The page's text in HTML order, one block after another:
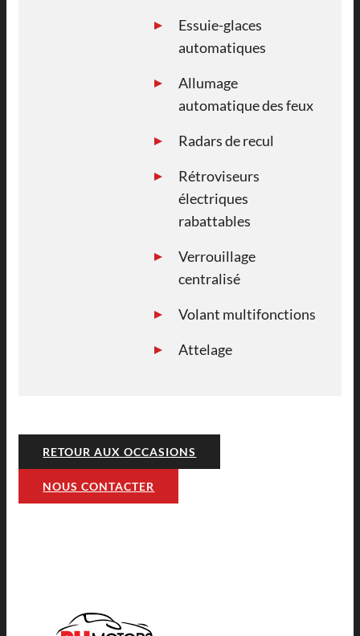
Essuie-glaces
automatiques
Allumage
automatique des feux
Radars de recul
Rétroviseurs
électriques
rabattables
Verrouillage
centralisé
Volant multifonctions
Attelage
RETOUR AUX OCCASIONS
NOUS CONTACTER